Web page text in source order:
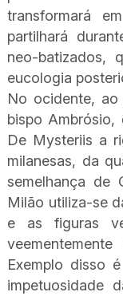
transformará
partilhará
neo-batizados,
eucologia
No ocidente,
bispo Ambrósio,
De Mysteriis a
milanesas, da
semelhança de
Milão utiliza-se
e as figuras
Exemplo disso
impetuosidade